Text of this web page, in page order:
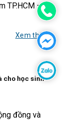
TP.HCM –
Xem thêm
cho học sinh
đồng và